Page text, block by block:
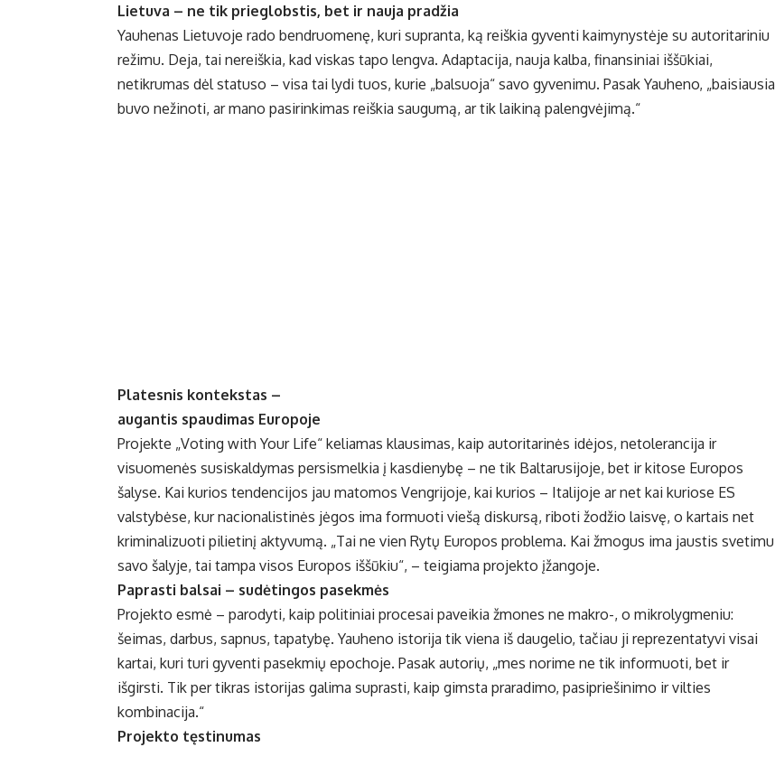
Lietuva – ne tik prieglobstis, bet ir nauja pradžia
Yauhenas Lietuvoje rado bendruomenę, kuri supranta, ką reiškia gyventi kaimynystėje su autoritariniu
režimu. Deja, tai nereiškia, kad viskas tapo lengva. Adaptacija, nauja kalba, finansiniai iššūkiai,
netikrumas dėl statuso – visa tai lydi tuos, kurie „balsuoja“ savo gyvenimu. Pasak Yauheno, „baisiausia
buvo nežinoti, ar mano pasirinkimas reiškia saugumą, ar tik laikiną palengvėjimą.“
Platesnis kontekstas –
augantis spaudimas Europoje
Projekte „Voting with Your Life“ keliamas klausimas, kaip autoritarinės idėjos, netolerancija ir
visuomenės susiskaldymas persismelkia į kasdienybę – ne tik Baltarusijoje, bet ir kitose Europos
šalyse. Kai kurios tendencijos jau matomos Vengrijoje, kai kurios – Italijoje ar net kai kuriose ES
valstybėse, kur nacionalistinės jėgos ima formuoti viešą diskursą, riboti žodžio laisvę, o kartais net
kriminalizuoti pilietinį aktyvumą. „Tai ne vien Rytų Europos problema. Kai žmogus ima jaustis svetimu
savo šalyje, tai tampa visos Europos iššūkiu“, – teigiama projekto įžangoje.
Paprasti balsai – sudėtingos pasekmės
Projekto esmė – parodyti, kaip politiniai procesai paveikia žmones ne makro-, o mikrolygmeniu:
šeimas, darbus, sapnus, tapatybę. Yauheno istorija tik viena iš daugelio, tačiau ji reprezentatyvi visai
kartai, kuri turi gyventi pasekmių epochoje. Pasak autorių, „mes norime ne tik informuoti, bet ir
išgirsti. Tik per tikras istorijas galima suprasti, kaip gimsta praradimo, pasipriešinimo ir vilties
kombinacija.“
Projekto tęstinumas